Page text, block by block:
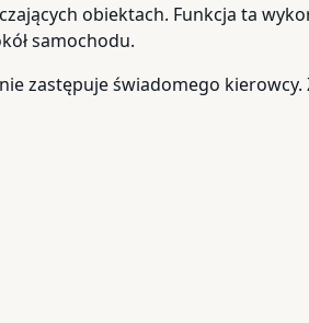
obiektach. Funkcja ta
samochodu.
zastępuje świadomego